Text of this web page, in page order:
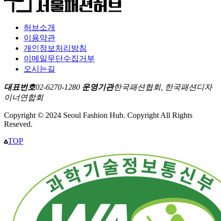
허브소개
이용약관
개인정보처리방침
이메일무단수집거부
오시는길
대표번호02-6270-1280 운영기관한국패션협회, 한국패션디자
이너연합회
Copyright © 2024 Seoul Fashion Hub. Copyright All Rights
Reseved.
TOP